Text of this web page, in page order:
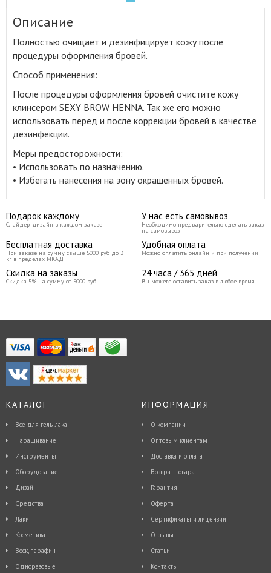
Описание
Полностью очищает и дезинфицирует кожу после
процедуры оформления бровей.
Способ применения:
После процедуры оформления бровей очистите кожу
клинсером SEXY BROW HENNA. Так же его можно
использовать перед и после коррекции бровей в качестве
дезинфекции.
Меры предосторожности:
• Использовать по назначению.
• Избегать нанесения на зону окрашенных бровей.
Подарок каждому
Слайдер-дизайн в каждом заказе
У нас есть самовывоз
Необходимо предварительно сделать заказ
на самовывоз
Бесплатная доставка
При заказе на сумму свыше 5000 руб до 3
кг в пределах МКАД
Удобная оплата
Можно оплатить онлайн и при получении
Скидка на заказы
Скидка 5% на сумму от 5000 руб
24 часа / 365 дней
Вы можете оставить заказ в любое время
КАТАЛОГ
Все для гель-лака
Наращивание
Инструменты
Оборудование
Дизайн
Средства
Лаки
Косметика
Воск, парафин
Одноразовые
ИНФОРМАЦИЯ
О компании
Оптовым клиентам
Доставка и оплата
Возврат товара
Гарантия
Оферта
Сертификаты и лицензии
Отзывы
Статьи
Контакты